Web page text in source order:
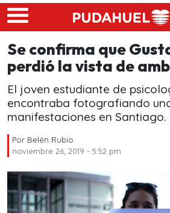
Skip to main content
Se confirma que
perdió la vista de
El joven estudiante de
encontraba fotografiando
manifestaciones en Santiago.
Por Belén Rubio
noviembre 26, 2019 - 5:52 pm